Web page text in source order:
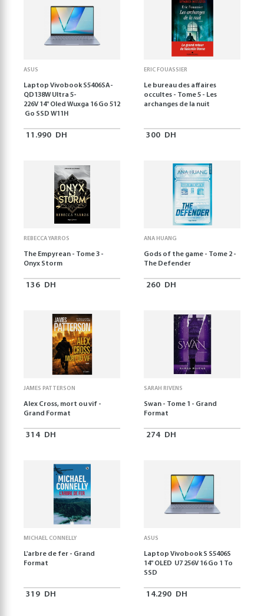
ASUS
Laptop Vivobook S5406SA-
QD138W Ultra 5-
226V 14" Oled Wuxga 16 Go 512
Go SSD W11H
11.990 DH
ERIC FOUASSIER
Le bureau des affaires
occultes - Tome 5 - Les
archanges de la nuit
300 DH
REBECCA YARROS
The Empyrean - Tome 3 -
Onyx Storm
136 DH
ANA HUANG
Gods of the game - Tome 2 -
The Defender
260 DH
JAMES PATTERSON
Alex Cross, mort ou vif -
Grand Format
314 DH
SARAH RIVENS
Swan - Tome 1 - Grand
Format
274 DH
MICHAEL CONNELLY
L'arbre de fer - Grand
Format
319 DH
ASUS
Laptop Vivobook S S5406S
14" OLED U7 256V 16 Go 1 To
SSD
14.290 DH